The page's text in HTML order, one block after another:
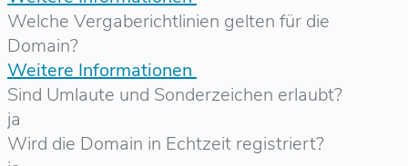
Welche Vergaberichtlinien gelten für die
Domain?
Weitere Informationen
Sind Umlaute und Sonderzeichen erlaubt?
ja
Wird die Domain in Echtzeit registriert?